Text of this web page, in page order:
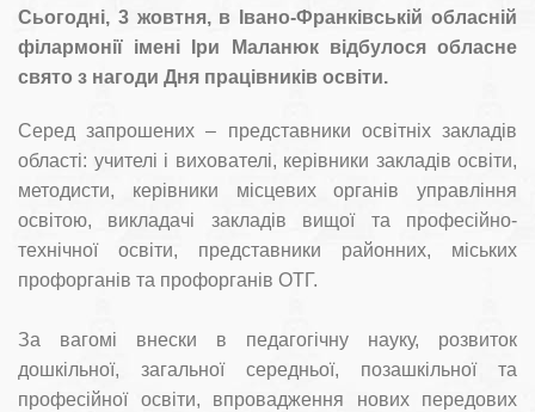
Сьогодні, 3 жовтня, в Івано-Франківській обласній
філармонії імені Іри Маланюк відбулося обласне
свято з нагоди Дня працівників освіти.
Середзапрошених – представники освітніх закладів
області: учителі і вихователі, керівники закладів освіти,
методисти, керівники місцевих органів управління
освітою, викладачі закладів вищої та професійно-
технічної освіти, представники районних, міських
профорганів та профорганів ОТГ.
За вагомі внески в педагогічну науку, розвиток
дошкільної, загальної середньої, позашкільної та
професійної освіти, впровадження нових передових